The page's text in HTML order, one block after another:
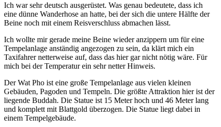
Ich war sehr deutsch ausgerüstet. Was genau bedeutete, dass ich
eine dünne Wanderhose an hatte, bei der sich die untere Hälfte der
Beine noch mit einem Reisverschluss abmachen lässt.
Ich wollte mir gerade meine Beine wieder anzippern um für eine
Tempelanlage anständig angezogen zu sein, da klärt mich ein
Taxifahrer netterweise auf, dass das hier gar nicht nötig wäre. Für
mich bei der Temperatur ein sehr netter Hinweis.
Der Wat Pho ist eine große Tempelanlage aus vielen kleinen
Gebäuden, Pagoden und Tempeln. Die größte Attraktion hier ist der
liegende Buddah. Die Statue ist 15 Meter hoch und 46 Meter lang
und komplett mit Blattgold überzogen. Die Statue liegt dabei in
einem Tempelgebäude.